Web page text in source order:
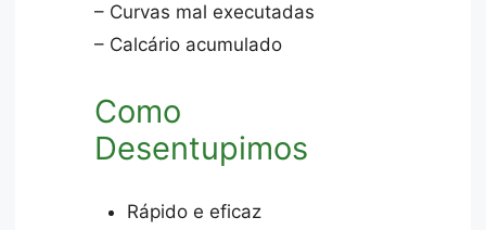
– Curvas mal executadas
– Calcário acumulado
Como
Desentupimos
Rápido e eficaz